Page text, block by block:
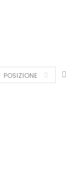
POSIZIONE